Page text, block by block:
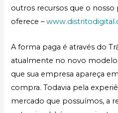
outros recursos que o
oferece –
A forma paga é através do
atualmente no novo modelo
que sua empresa apareça
compra. Todavia pela
mercado que possuímos, a